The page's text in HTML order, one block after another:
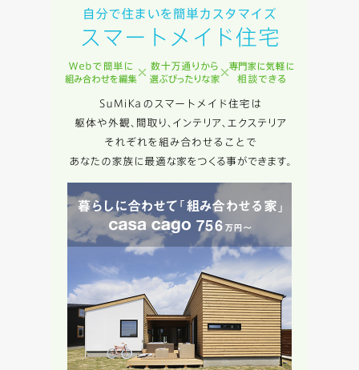
入力内容を送信する
キャンセル